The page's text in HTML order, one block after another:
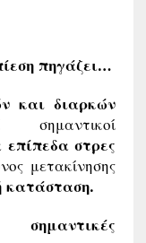
πηγάζει…
και διαρκών
σημαντικοί
επίπεδα στρες
μετακίνησης
κατάσταση.